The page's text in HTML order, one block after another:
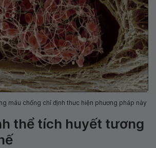
máu chống chỉ định thưc hiện phương pháp này
thể tích huyết tương